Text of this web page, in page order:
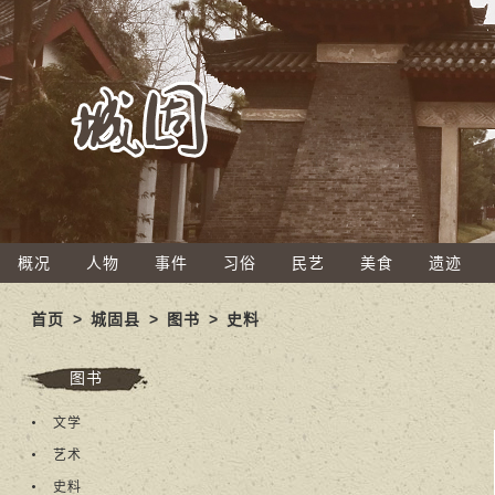
概况 人物 事件 习俗 民艺 美食 遗迹
首页 >城固县 > 图书 > 史料
图书
文学
艺术
史料